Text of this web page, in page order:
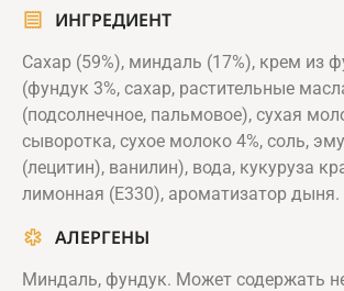
ИНГРЕДИЕНТ
Сахар (59%), миндаль (17%), крем из
(фундук 3%, сахар, растительные
(подсолнечное, пальмовое), сухая
сыворотка, сухое молоко 4%, соль,
(лецитин), ванилин), вода, кукуруза
лимонная (Е330), ароматизатор дыня.
АЛЕРГЕНЫ
Миндаль, фундук. Может содержать